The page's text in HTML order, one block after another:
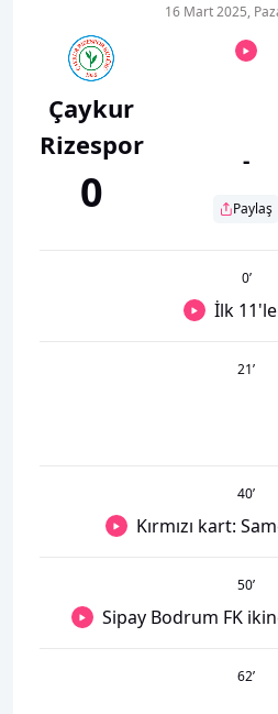
Çaykur
Rizespor
0
16 Mart 2025,
-
Paylaş
0’
İlk
21’
40’
Kırmızı kart:
50’
Sipay Bodrum FK
62’